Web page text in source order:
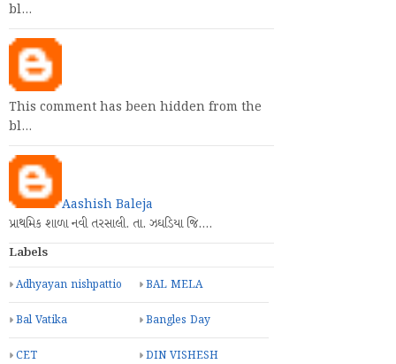
bl…
This comment has been hidden from the
bl…
Aashish Baleja
પ્રાથમિક શાળા નવી તરસાલી. તા. ઝઘડિયા જિ.…
Labels
Adhyayan nishpattio BAL MELA
Bal Vatika Bangles Day
CET DIN VISHESH